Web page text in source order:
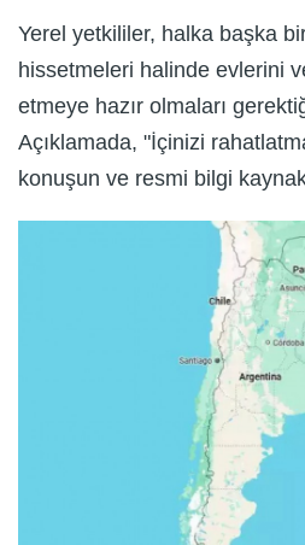
Yerel yetkililer, halka başka
hissetmeleri halinde evlerini
etmeye hazır olmaları
Açıklamada, "İçinizi
konuşun ve resmi bilgi